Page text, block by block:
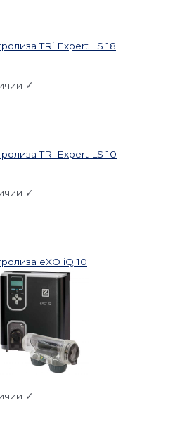
TRi Expert LS 18
✓
TRi Expert LS 10
✓
eXO iQ 10
✓